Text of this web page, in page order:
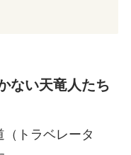
ない天竜人たち
トラベレータ